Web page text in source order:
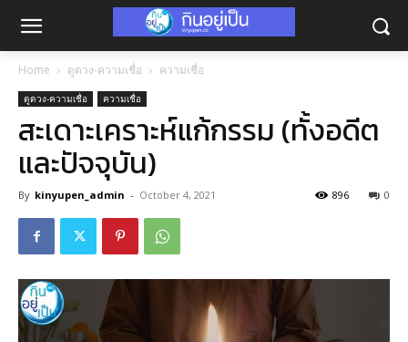
Home ดูดวง-ความเชื่อ ความเชื่อ
ดูดวง-ความเชื่อ ความเชื่อ
สะเดาะเคราะห์แก้กรรม (ทั้งอดีต
และปัจจุบัน)
By kinyupen_admin - October 4, 2021 0
896